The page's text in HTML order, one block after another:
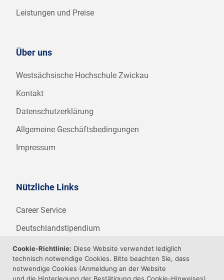
Leistungen und Preise
Über uns
Westsächsische Hochschule Zwickau
Kontakt
Datenschutzerklärung
Allgemeine Geschäftsbedingungen
Impressum
Nützliche Links
Career Service
Deutschlandstipendium
WHZ Firmenstipendium
Weitere Angebote der WHZ
Cookie-Richtlinie: Diese Website verwendet lediglich
technisch notwendige Cookies. Bitte beachten Sie, dass
notwendige Cookies (Anmeldung an der Website